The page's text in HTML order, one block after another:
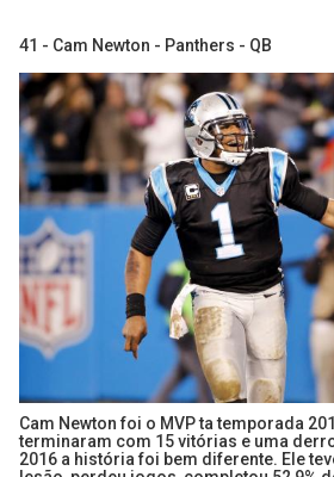
41 - Cam Newton - Panthers - QB
Cam Newton foi o MVP ta temporada
terminaram com 15 vitórias e uma
2016 a história foi bem diferente. Ele